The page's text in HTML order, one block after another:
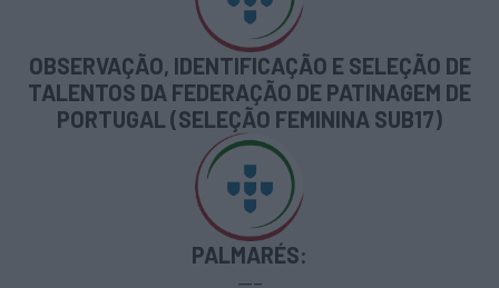
OBSERVAÇÃO, IDENTIFICAÇÃO E SELEÇÃO DE
TALENTOS DA FEDERAÇÃO DE PATINAGEM DE
PORTUGAL (SELEÇÃO FEMININA SUB17)
PALMARÉS:
—–